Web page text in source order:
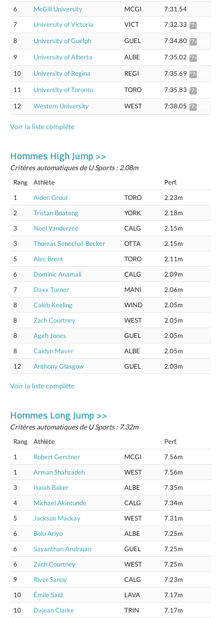
6 McGill University MCGI
7:31.54
7
University of Victoria VICT 7:32.33 *7:38.79
8 University of Guelph GUEL 7:34.80 *7:41.30
9 University of Alberta ALBE 7:35.02 *7:41.52
10 University of Regina REGI 7:35.69 ^7:42.20
11 University of Toronto TORO 7:35.83 *7:42.34
12 Western University WEST 7:38.05 *7:44.60
Voir la liste complète
Hommes High Jump >>
Critères automatiques de U Sports : 2.08m
Rang Athlète
Perf.
1
Aiden Grout TORO
2.23m
2
Tristan Boateng YORK
2.18m
3
Noel Vanderzee CALG
2.15m
3
Thomas Senechal-Becker OTTA
2.15m
5
Alec Brent TORO
2.11m
6
Dominic Anamali CALG
2.09m
7
Daxx Turner MANI
2.06m
8
Caleb Keeling WIND
2.05m
8
Zach Courtney WEST
2.05m
8
Ageh Jones GUEL
2.05m
8
Caidyn Maver ALBE
2.05m
12
Anthony Glasgow GUEL 2.03m
Voir la liste complète
Hommes Long Jump >>
Critères automatiques de U Sports : 7.32m
Rang Athlète
Perf.
1
Robert Gerstner MCGI
7.56m
1
Arman Shahzadeh WEST
7.56m
3
Isaiah Baker ALBE
7.35m
4
Michael Akintunde CALG
7.34m
5
Jackson Mackay WEST
7.31m
6
Bolu Ariyo ALBE
7.25m
6
Sayanthan Arulrajan GUEL
7.25m
6
Zach Courtney WEST
7.25m
9
River Sanoy CALG
7.23m
10
Émile Saïd LAVA
7.17m
10
Dajean Clarke TRIN 7.17m